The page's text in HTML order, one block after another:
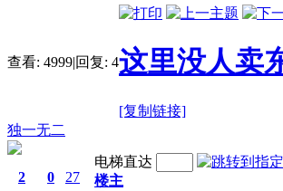
查看: 4999|回复: 4这里没人卖
[复制链接]
独一无二
2 0 27
电梯直达
楼主